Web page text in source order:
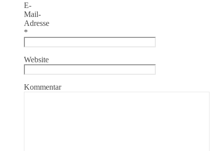
E-
Mail-
Adresse
*
Website
Kommentar